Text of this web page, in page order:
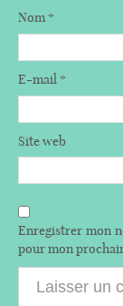
Nom*
E-mail *
Site web
Enregistrer mon
pour mon